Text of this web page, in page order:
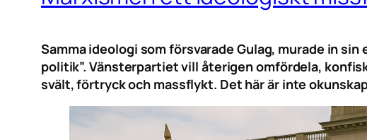
Samma ideologi som försvarade Gulag, murade in
politik”. Vänsterpartiet vill återigen omfördela,
svält, förtryck och massflykt. Det här är inte